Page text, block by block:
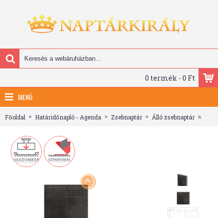
0 termék - 0 Ft
MENÜ
Főoldal Határidőnapló - Agenda Zsebnaptár Álló zsebnaptár